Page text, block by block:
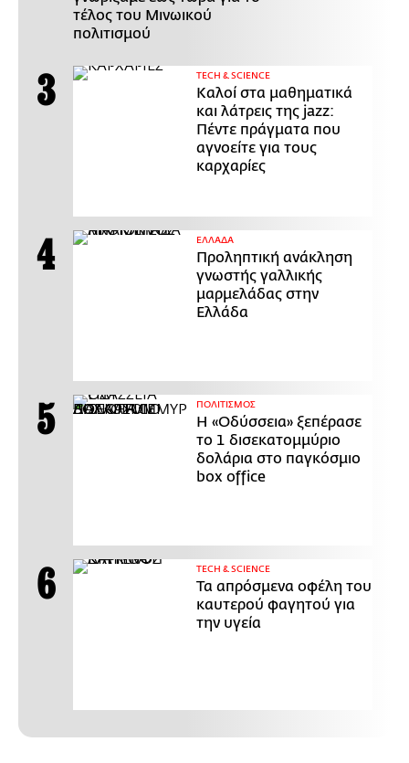
τέλος του Μινωικού
πολιτισμού
ΤECH & SCIENCE
Καλοί στα μαθηματικά
και λάτρεις της jazz:
Πέντε πράγματα που
αγνοείτε για τους
καρχαρίες
ΕΛΛΑΔΑ
Προληπτική ανάκληση
γνωστής γαλλικής
μαρμελάδας στην
Ελλάδα
ΠΟΛΙΤΙΣΜΟΣ
Η «Οδύσσεια» ξεπέρασε
το 1 δισεκατομμύριο
δολάρια στο παγκόσμιο
box office
ΤECH & SCIENCE
Τα απρόσμενα οφέλη του
καυτερού φαγητού για
την υγεία